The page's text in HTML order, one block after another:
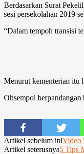
Berdasarkan Surat
sesi persekolahan 2019
“Dalam tempoh transisi
Menurut kementerian itu
Ohsempoi
Artikel sebelum iniVideo
Artikel seterusnya5 Tips